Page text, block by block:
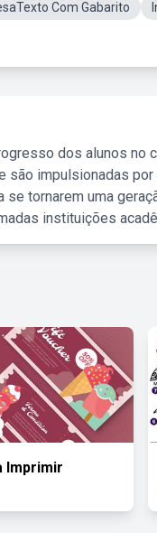
Com Gabarito
dos alunos no
impulsionadas
tornarem uma
instituições
Imprimir